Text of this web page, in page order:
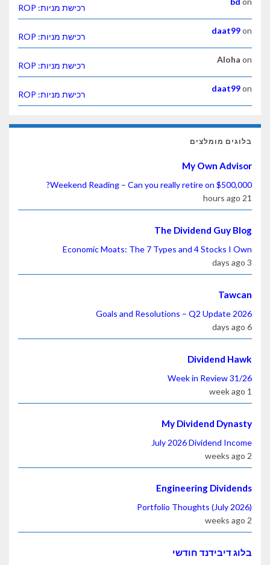
רכישת מניות: ROP
daat99on
רכישת מניות: ROP
Aloha on
רכישת מניות: ROP
daat99on
רכישת מניות: ROP
בלוגים מומלצים
My Own Advisor
Weekend Reading – Can you really retire on $500,000?
21 hours ago
The Dividend Guy Blog
Economic Moats: The 7 Types and 4 Stocks I Own
3 days ago
Tawcan
2026 Goals and Resolutions – Q2 Update
6 days ago
Dividend Hawk
Week in Review 31/26
1 week ago
My Dividend Dynasty
July 2026 Dividend Income
2 weeks ago
Engineering Dividends
Portfolio Thoughts (July 2026)
2 weeks ago
בלוג דיבידנד חודשי